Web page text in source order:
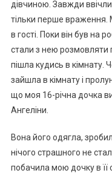
дівчиною. Завжди
тільки перше враження.
в гості. Поки він був на
стали з нею розмовляти
пішла кудись в кімнату.
зайшла в кімнату і
що моя 16-річна дочка
Ангеліни.
Вона його одягла,
нічого страшного не
побачила мою дочку в її